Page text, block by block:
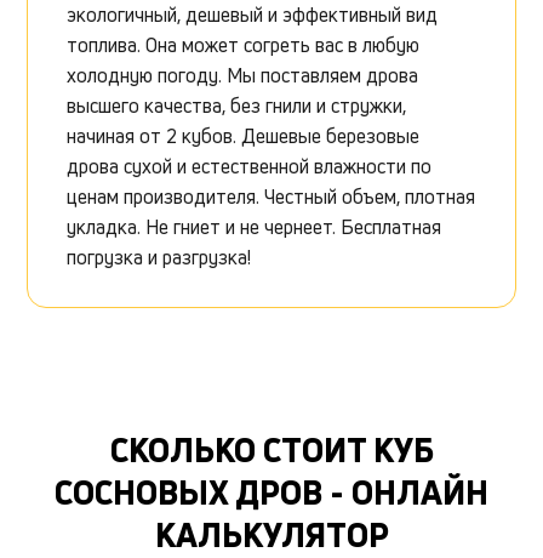
экологичный, дешевый и эффективный вид
топлива. Она может согреть вас в любую
холодную погоду. Мы поставляем дрова
высшего качества, без гнили и стружки,
начиная от 2 кубов. Дешевые березовые
дрова сухой и естественной влажности по
ценам производителя. Честный объем, плотная
укладка. Не гниет и не чернеет. Бесплатная
погрузка и разгрузка!
СКОЛЬКО СТОИТ КУБ
СОСНОВЫХ ДРОВ - ОНЛАЙН
КАЛЬКУЛЯТОР